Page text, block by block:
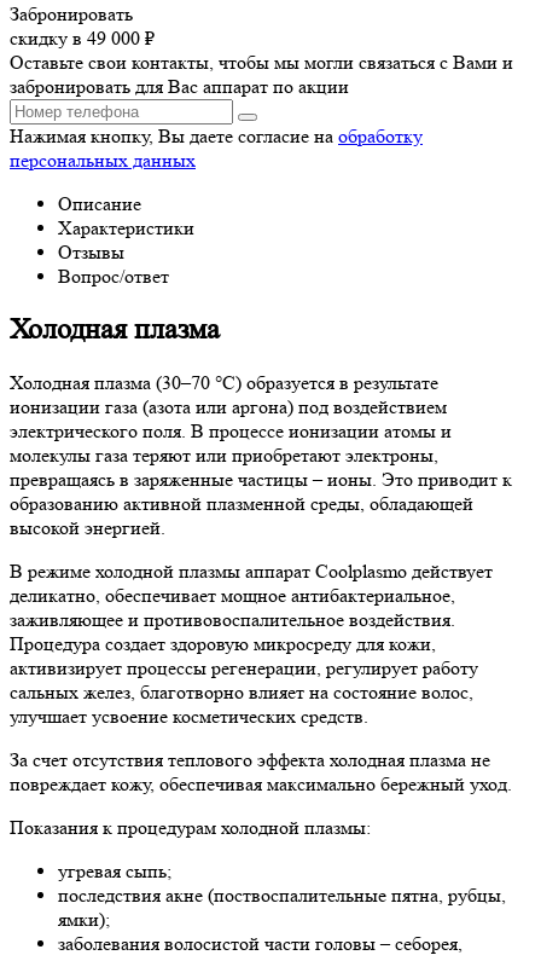
Забронировать
скидку в 49 000 ₽
Оставьте свои контакты, чтобы мы могли связаться с Вами и
забронировать для Вас аппарат по акции
Нажимая кнопку, Вы даете согласие на обработку
персональных данных
Описание
Характеристики
Отзывы
Вопрос/ответ
Холодная плазма
Холодная плазма (30–70 °C) образуется в результате
ионизации газа (азота или аргона) под воздействием
электрического поля. В процессе ионизации атомы и
молекулы газа теряют или приобретают электроны,
превращаясь в заряженные частицы – ионы. Это приводит к
образованию активной плазменной среды, обладающей
высокой энергией.
В режиме холодной плазмы аппарат Coolplasmo действует
деликатно, обеспечивает мощное антибактериальное,
заживляющее и противовоспалительное воздействия.
Процедура создает здоровую микросреду для кожи,
активизирует процессы регенерации, регулирует работу
сальных желез, благотворно влияет на состояние волос,
улучшает усвоение косметических средств.
За счет отсутствия теплового эффекта холодная плазма не
повреждает кожу, обеспечивая максимально бережный уход.
Показания к процедурам холодной плазмы:
угревая сыпь;
последствия акне (поствоспалительные пятна, рубцы,
ямки);
заболевания волосистой части головы – себорея,